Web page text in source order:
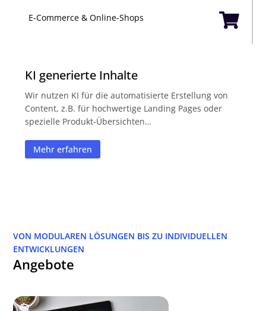

E-Commerce & Online-Shops
KI generierte Inhalte
Wir nutzen KI für die automatisierte Erstellung von
Content, z.B. für hochwertige Landing Pages oder
spezielle Produkt-Übersichten…
Mehr erfahren
VON MODULAREN LÖSUNGEN BIS ZU INDIVIDUELLEN
ENTWICKLUNGEN
Angebote